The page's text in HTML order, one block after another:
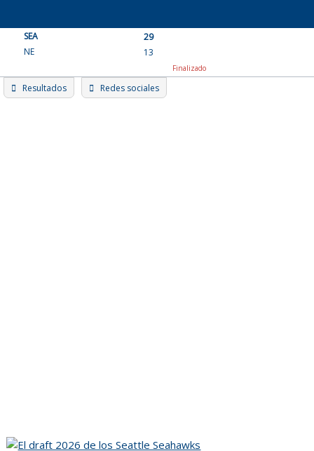
content
SEA
29
NE
13
Finalizado
Resultados Redes sociales